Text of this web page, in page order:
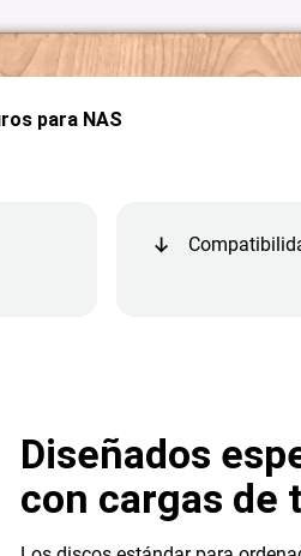
para NAS
Diseñados
con cargas de